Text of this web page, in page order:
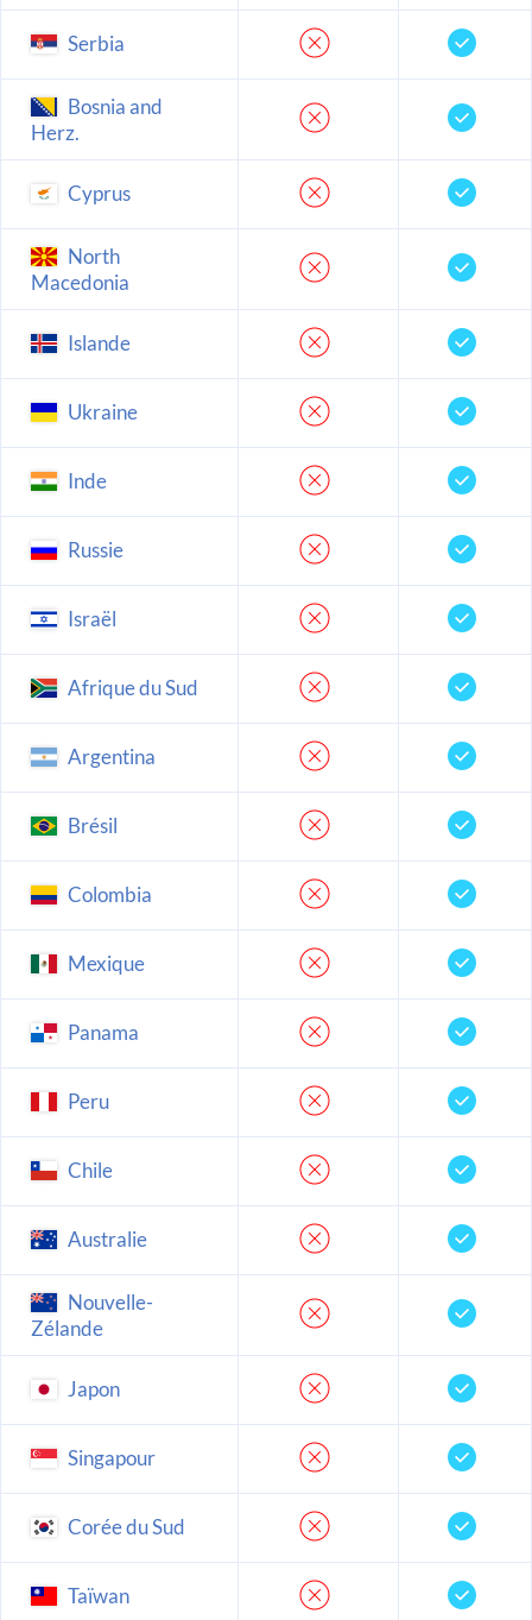
Serbia
Bosnia and
Herz.
Cyprus
North
Macedonia
Islande
Ukraine
Inde
Russie
Israël
Afrique du Sud
Argentina
Brésil
Colombia
Mexique
Panama
Peru
Chile
Australie
Nouvelle-
Zélande
Japon
Singapour
Corée du Sud
Taïwan